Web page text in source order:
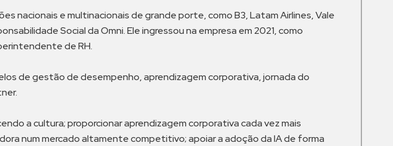
nacionais e multinacionais de grande porte, como B3, Latam Airlines, Vale
Social da Omni. Ele ingressou na empresa em 2021, como
de RH.
de gestão de desempenho, aprendizagem corporativa, jornada do
a cultura; proporcionar aprendizagem corporativa cada vez mais
num mercado altamente competitivo; apoiar a adoção da IA de forma